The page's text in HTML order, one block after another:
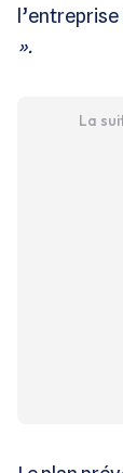
».
La